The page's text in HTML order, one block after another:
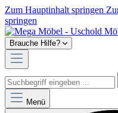
Zum Hauptinhalt springen
springen
Brauche Hilfe?
Menü